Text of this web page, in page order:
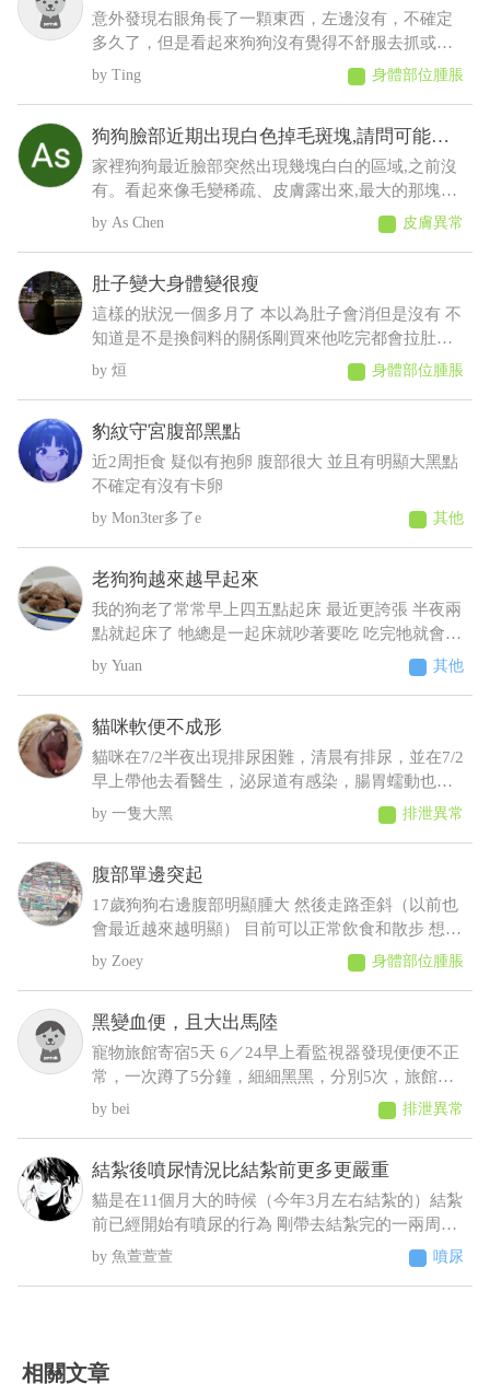
意外發現右眼角長了一顆東西，左邊沒有，不確定
多久了，但是看起來狗狗沒有覺得不舒服去抓或流
眼淚等等之類的，想請問這是什麼？會不會影響眼
Ting 身體部位腫脹
狗狗臉部近期出現白色掉毛斑塊,請問可能是
什麼原因
家裡狗狗最近臉部突然出現幾塊白白的區域,之前沒
有。看起來像毛變稀疏、皮膚露出來,最大的那塊有
點像有皮屑,但沒有看到流血、 化膿或明顯紅腫。
狗狗目前看起來精神、食慾都正常,也沒有一直抓臉
他皮膚問題?
As Chen 皮膚異常
肚子變大身體變很瘦
這樣的狀況一個多月了 本以為肚子會消但是沒有 不
知道是不是換飼料的關係剛買來他吃完都會拉肚子
後來就少量多餐就比較不會拉了以前飼料都吃很快
現在都吃很慢有時候還沒有吃完 反而人在吃的他都
現在沒長多少出來變很瘦看得到肋骨 請問醫師這是
什麼狀況????????
烜 身體部位腫脹
豹紋守宮腹部黑點
近2周拒食 疑似有抱卵 腹部很大 並且有明顯大黑點
不確定有沒有卡卵
Mon3ter多了e 其他
老狗狗越來越早起來
我的狗老了常常早上四五點起床 最近更誇張 半夜兩
點就起床了 牠總是一起床就吵著要吃 吃完牠就會乖
乖睡回去 不吃牠就一直抓門一直來回踱步 我明明晚
上十點才給牠吃過 增加了散步次數 結果好像更糟
都是罐頭加水或羊奶稀釋給牠才會喝 這樣子可能是
什麼疾病呀 建議要做什麼檢查呢
Yuan 其他
貓咪軟便不成形
貓咪在7/2半夜出現排尿困難，清晨有排尿，並在7/2
早上帶他去看醫生，泌尿道有感染，腸胃蠕動也變
慢，目前在吃消炎藥和胃藥，昨日貓咪排便時軟便
但有成型，而今日排便軟便並未成型，貓咪在前陣
成型的
一隻大黑 排泄異常
腹部單邊突起
17歲狗狗右邊腹部明顯腫大 然後走路歪斜（以前也
會最近越來越明顯） 目前可以正常飲食和散步 想請
問可能會是什麼狀況，謝謝
Zoey 身體部位腫脹
黑變血便，且大出馬陸
寵物旅館寄宿5天 6／24早上看監視器發現便便不正
常，一次蹲了5分鐘，細細黑黑，分別5次，旅館通
報早上吐 中午接回，回來不進食，只喝水，且晚間
拉了2次黑便〔帶紅果凍型態的晶體〕 6／25 清晨
來！ 6／25下午帶去旅館指定的獸醫院看診 肛門觸
診完，醫生判斷潰瘍性結直腸炎，隨即打了制酸
劑，給了胃粘膜保護劑跟止瀉 7/2告知旅館回診血檢
期中這三項不正常BUN66/RBC9.13/ALT87，旅館改
口說不是他們的問題，沒證據足以判斷是馬陸造成
bei 排泄異常
結紮後噴尿情況比結紮前更多更嚴重
貓是在11個月大的時候（今年3月左右結紮的）結紮
前已經開始有噴尿的行為 剛帶去結紮完的一兩周基
本沒噴尿 之後的時間經常噴尿 原先只是床旁邊的牆
壁 到後來床頭櫃、衣櫃、電腦螢幕、電腦主機 連在
情況該怎麼解決 被噴到很崩潰想送養了
魚萱萱萱 噴尿
相關文章